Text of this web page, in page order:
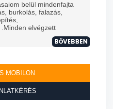
belül mindenfajta
burkolás, falazás,
elvégzett
BŐVEBBEN
MOBILON